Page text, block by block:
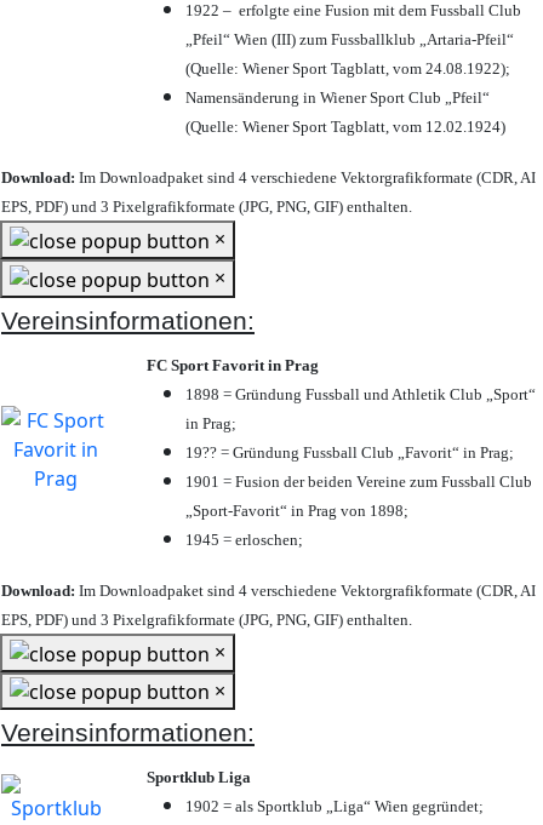
1922 – erfolgte eine Fusion mit dem Fussball Club
„Pfeil“ Wien (III) zum Fussballklub „Artaria-Pfeil“
(Quelle: Wiener Sport Tagblatt, vom 24.08.1922);
Namensänderung in Wiener Sport Club „Pfeil“
(Quelle: Wiener Sport Tagblatt, vom 12.02.1924)
Download: Im Downloadpaket sind 4 verschiedene Vektorgrafikformate (CDR, AI
EPS, PDF) und 3 Pixelgrafikformate (JPG, PNG, GIF) enthalten.
×
×
Vereinsinformationen:
FC Sport Favorit in Prag
1898 = Gründung Fussball und Athletik Club „Sport“
in Prag;
19?? = Gründung Fussball Club „Favorit“ in Prag;
1901 = Fusion der beiden Vereine zum Fussball Club
„Sport-Favorit“ in Prag von 1898;
1945 = erloschen;
Download: Im Downloadpaket sind 4 verschiedene Vektorgrafikformate (CDR, AI
EPS, PDF) und 3 Pixelgrafikformate (JPG, PNG, GIF) enthalten.
×
×
Vereinsinformationen:
Sportklub Liga
1902 = als Sportklub „Liga“ Wien gegründet;